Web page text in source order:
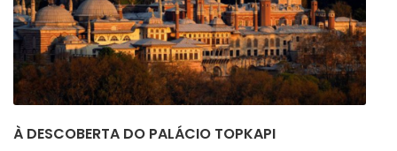
À DESCOBERTA DO PALÁCIO TOPKAPI